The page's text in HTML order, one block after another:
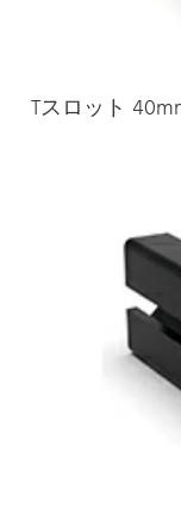
Tスロット